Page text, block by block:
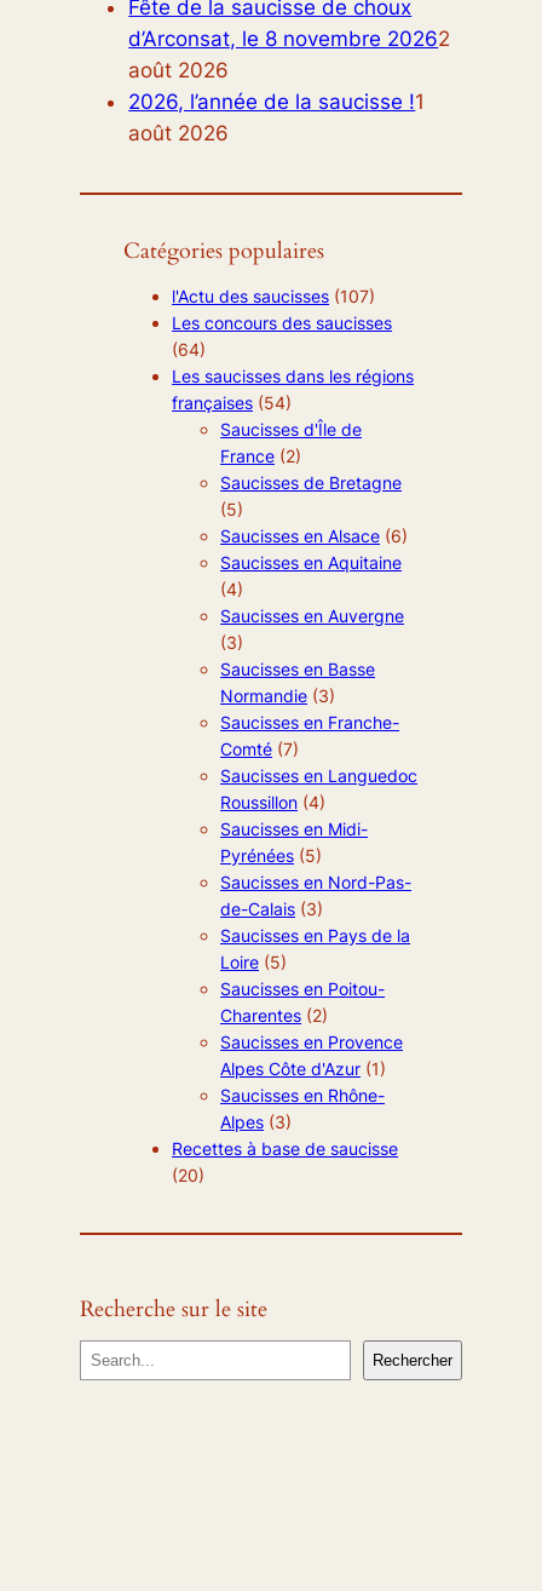
Fête de la saucisse de choux
d’Arconsat, le 8 novembre 20262
août 2026
2026, l’année de la saucisse !1
août 2026
Catégories populaires
l'Actu des saucisses (107)
Les concours des saucisses
(64)
Les saucisses dans les régions
françaises (54)
Saucisses d'Île de
France (2)
Saucisses de Bretagne
(5)
Saucisses en Alsace (6)
Saucisses en Aquitaine
(4)
Saucisses en Auvergne
(3)
Saucisses en Basse
Normandie (3)
Saucisses en Franche-
Comté (7)
Saucisses en Languedoc
Roussillon (4)
Saucisses en Midi-
Pyrénées (5)
Saucisses en Nord-Pas-
de-Calais (3)
Saucisses en Pays de la
Loire (5)
Saucisses en Poitou-
Charentes (2)
Saucisses en Provence
Alpes Côte d'Azur (1)
Saucisses en Rhône-
Alpes (3)
Recettes à base de saucisse
(20)
Recherche sur le site
R
e
Rechercher